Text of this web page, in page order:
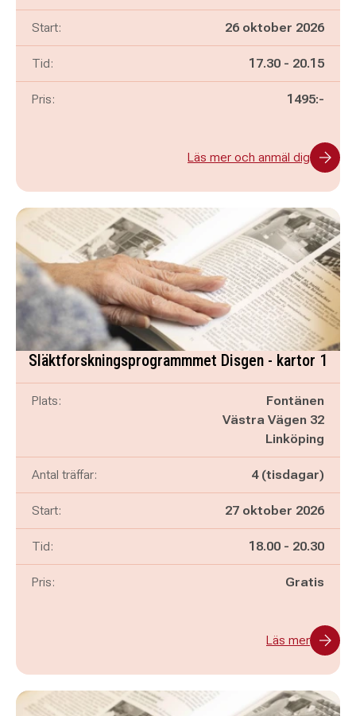
Start: 26 oktober 2026
Tid: Pågår mellan
17.30 - och
20.15
Pris: 1495:-
Läs mer och anmäl dig
Släktforskningsprogrammmet Disgen - kartor 1
Plats:
Fontänen
Västra Vägen 32
Linköping
Antal träffar: 4 (tisdagar)
Start: 27 oktober 2026
Tid: Pågår mellan
18.00 - och
20.30
Pris: Gratis
Läs mer